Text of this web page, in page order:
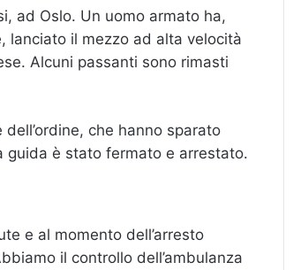
ad Oslo. Un uomo armato ha,
lanciato il mezzo ad alta velocità
Alcuni passanti sono rimasti
che hanno sparato
guida è stato fermato e arrestato.
e al momento dell’arresto
il controllo dell’ambulanza